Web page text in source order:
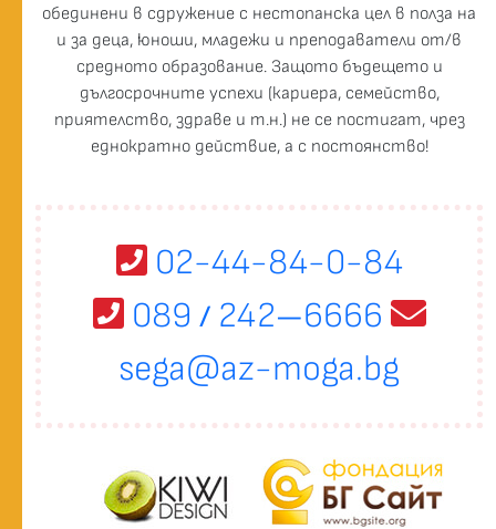
обединени в сдружение с нестопанска цел в полза на
и за деца, юноши, младежи и преподаватели от/в
средното образование. Защото бъдещето и
дългосрочните успехи (кариера, семейство,
приятелство, здраве и т.н.) не се постигат, чрез
еднократно действие, а с постоянство!
02-44-84-0-84
089 /242—6666
sega@az-moga.bg